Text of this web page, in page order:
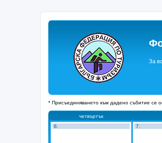
За
* Присъединяването към дадено събитие се
четвъртък
6.
7.